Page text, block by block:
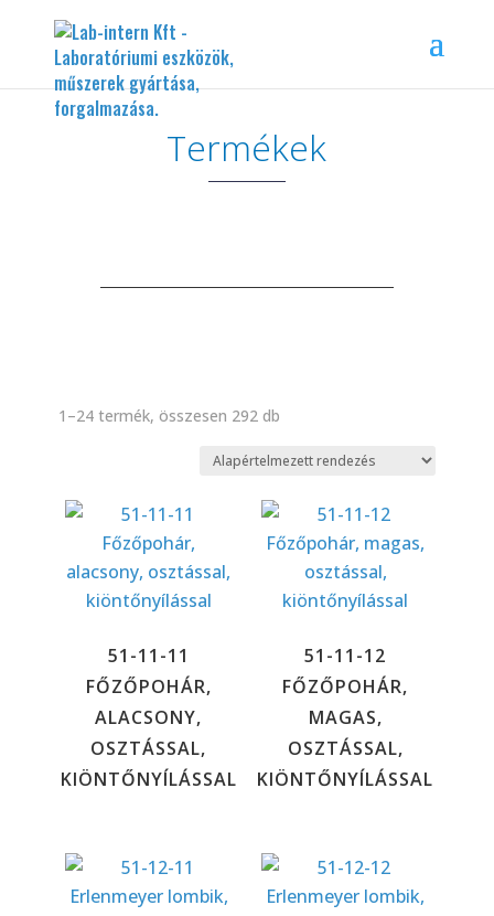
Termékek
1–24 termék, összesen 292 db
51-11-11
FŐZŐPOHÁR,
ALACSONY,
OSZTÁSSAL,
KIÖNTŐNYÍLÁSSAL
51-11-12
FŐZŐPOHÁR,
MAGAS,
OSZTÁSSAL,
KIÖNTŐNYÍLÁSSAL